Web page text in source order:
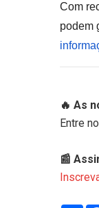
Com
podem
🔥 As
Entre
📰